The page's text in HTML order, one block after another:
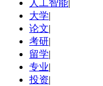
人工智能
大学|
论文|
考研|
留学|
专业|
投资|